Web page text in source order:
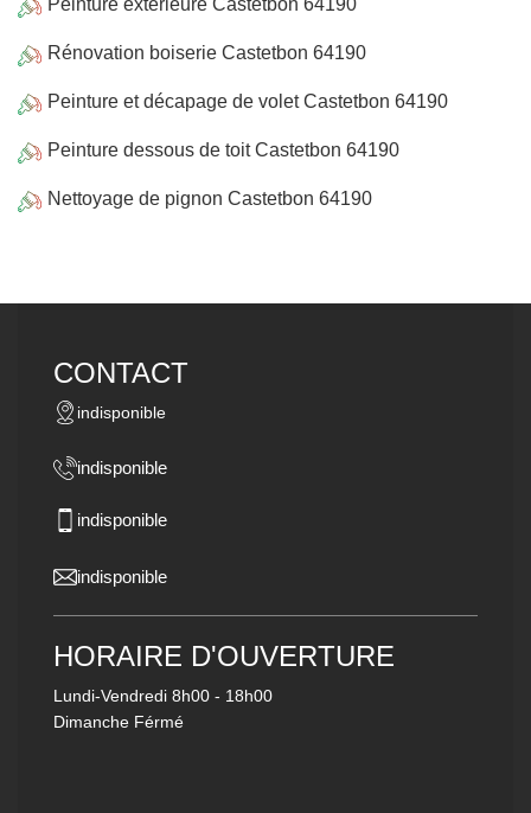
Peinture extérieure Castetbon 64190
Rénovation boiserie Castetbon 64190
Peinture et décapage de volet Castetbon 64190
Peinture dessous de toit Castetbon 64190
Nettoyage de pignon Castetbon 64190
CONTACT
indisponible
indisponible
indisponible
indisponible
HORAIRE D'OUVERTURE
Lundi-Vendredi 8h00 - 18h00
Dimanche Férmé